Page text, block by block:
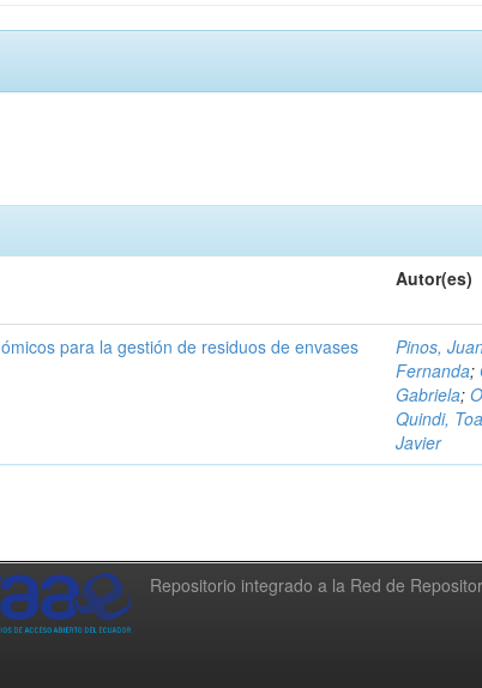
Autor(es)
para la gestión de residuos de envases
Pinos,
Fernanda;
Gabriela;
Quindi,
Javier
Repositorio integrado a la Red de